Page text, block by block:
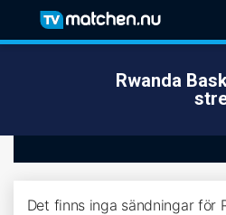
Rwanda
Det finns inga sändningar för